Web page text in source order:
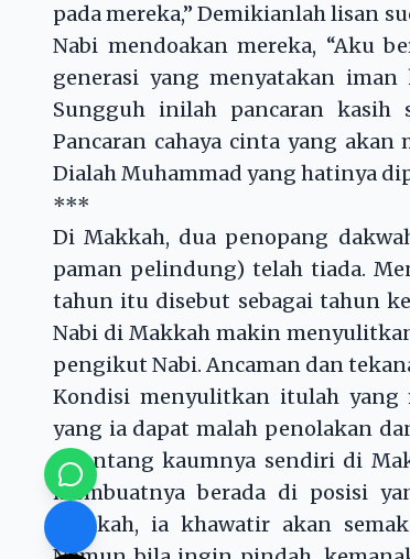
pada mereka,” Demikianlah lisan
Nabi mendoakan mereka, “Aku
generasi yang menyatakan
Sungguh inilah pancaran kasih
Pancaran cahaya cinta yang
Dialah Muhammad yang hatinya
***
Di Makkah, dua penopang
paman pelindung) telah tiada.
tahun itu disebut sebagai tahun
Nabi di Makkah makin
pengikut Nabi. Ancaman dan
Kondisi menyulitkan itulah yang
yang ia dapat malah penolakan
ditentang kaumnya sendiri di
membuatnya berada di posisi
Makkah, ia khawatir akan